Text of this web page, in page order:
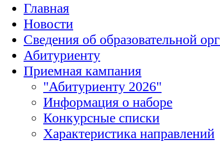
Главная
Новости
Сведения об образовательной
Абитуриенту
Приемная кампания
"Абитуриенту 2026"
Информация о наборе
Конкурсные списки
Характеристика направлений